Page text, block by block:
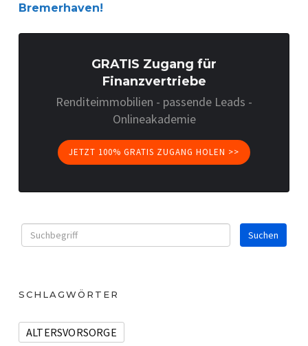
Bremerhaven!
GRATIS Zugang für
Finanzvertriebe
Renditeimmobilien - passende Leads -
Onlineakademie
JETZT 100% GRATIS ZUGANG HOLEN >>
SCHLAGWÖRTER
ALTERSVORSORGE